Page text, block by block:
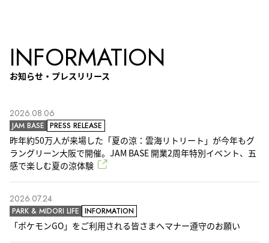
ラングリーン大阪で開催。JAM BASE 開業2周年特別イベント、
五感で楽しむ夏の涼体験
石黒浩先生ショート講演会 「ジェミノイドと友達になる」新しい
体験のはじまり
【メルボルンはなぜ歩きたくなるのか】メルボルンの“普通”から
学ぶ、これからのまちづくり（ゲスト：西田 司）by うめきた
PUBLIC SCOOP
【在日ルーマニア大使館後援】 「世界の“普通”に学ぶ。」シリー
ズ：陽気で愛あるルーマニア人のくらし方 〜ルーマニアワインを
飲みながら〜
8/25(火)、U-FINOがEcosystem Link#55を開催！
8/26(水) JAM CROSSING
視点さんぽ「短歌のメガネをかけて、まちを歩く。」 〜いつもの
INFORMATION
お知らせ・プレスリリース
2026.08.06
JAM BASE PRESS RELEASE
昨年約50万人が来場した「夏の涼：雲海リトリート」が今年もグ
ラングリーン大阪で開催。JAM BASE 開業2周年特別イベント、五
感で楽しむ夏の涼体験
2026.07.24
PARK & MIDORI LIFE INFORMATION
「ポケモンGO」をご利用される皆さまへマナー遵守のお願い